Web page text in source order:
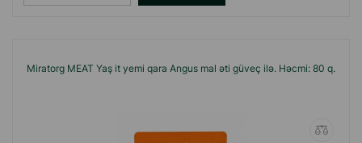
Miratorg MEAT Yaş it yemi qara Angus mal əti güveç ilə. Həcmi: 80 q.